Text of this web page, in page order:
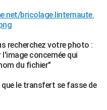
bricolage.linternaute.
recherchez votre photo :
concernée qui
du fichier"
le transfert se fasse de